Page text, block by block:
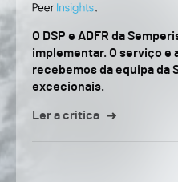
O DSP e ADFR da
implementar. O serviço e
recebemos da equipa da
excecionais.
Ler a crítica